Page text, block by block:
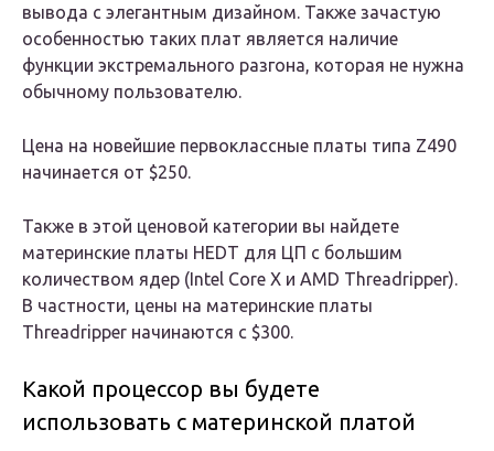
вывода с элегантным дизайном. Также зачастую
особенностью таких плат является наличие
функции экстремального разгона, которая не нужна
обычному пользователю.
Цена на новейшие первоклассные платы типа Z490
начинается от $250.
Также в этой ценовой категории вы найдете
материнские платы HEDT для ЦП с большим
количеством ядер (Intel Core X и AMD Threadripper).
В частности, цены на материнские платы
Threadripper начинаются с $300.
Какой процессор вы будете
использовать с материнской платой